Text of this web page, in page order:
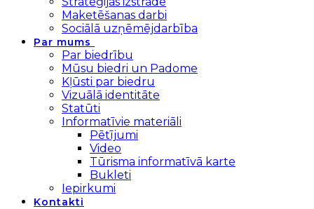
Maketēšanas darbi
Sociālā uzņēmējdarbība
Par mums
Par biedrību
Mūsu biedri un Padome
Kļūsti par biedru
Vizuālā identitāte
Statūti
Informatīvie materiāli
Pētījumi
Video
Tūrisma informatīvā karte
Bukleti
Iepirkumi
Kontakti